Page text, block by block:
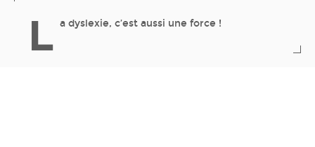
L a dyslexie, c’est aussi une force !